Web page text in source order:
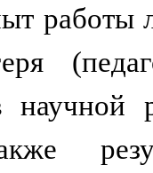
работы
научной